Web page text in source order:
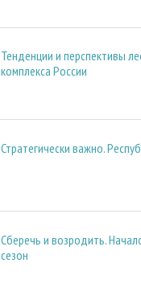
Тенденции и перспективы
комплекса России
Стратегически важно.
Сберечь и возродить.
сезон